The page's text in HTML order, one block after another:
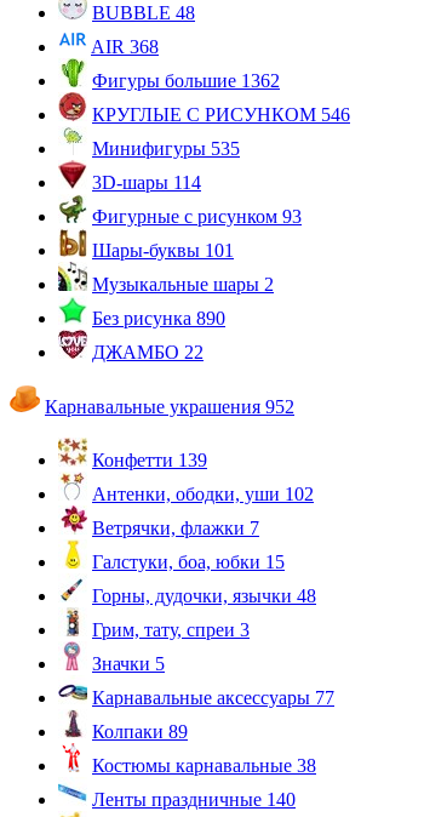
BUBBLE 48
AIR 368
Фигуры большие 1362
КРУГЛЫЕ С РИСУНКОМ 546
Минифигуры 535
3D-шары 114
Фигурные с рисунком 93
Шары-буквы 101
Музыкальные шары 2
Без рисунка 890
ДЖАМБО 22
Карнавальные украшения 952
Конфетти 139
Антенки, ободки, уши 102
Ветрячки, флажки 7
Галстуки, боа, юбки 15
Горны, дудочки, язычки 48
Грим, тату, спреи 3
Значки 5
Карнавальные аксессуары 77
Колпаки 89
Костюмы карнавальные 38
Ленты праздничные 140